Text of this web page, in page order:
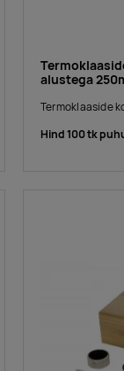
alustega
Termoklaaside
Hind 100 tk